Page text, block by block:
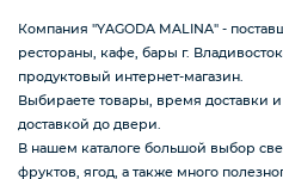
Компания "YAGODA MALINA" -
рестораны, кафе, бары г.
продуктовый интернет-магазин.
Выбираете товары, время доставки и
доставкой до двери.
В нашем каталоге большой выбор
фруктов, ягод, а также много